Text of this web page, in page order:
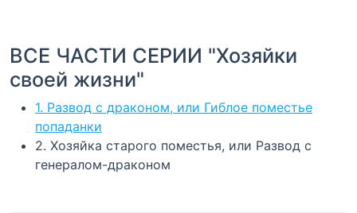
ВСЕ ЧАСТИ СЕРИИ "Хозяйки
своей жизни"
1. Развод с драконом, или Гиблое поместье
попаданки
2. Хозяйка старого поместья, или Развод с
генералом-драконом